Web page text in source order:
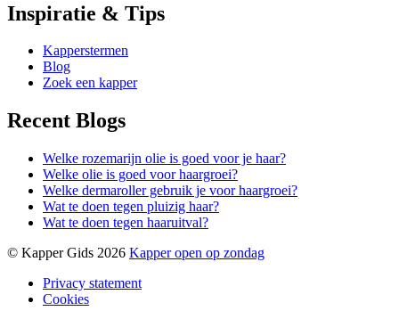
Inspiratie & Tips
Kapperstermen
Blog
Zoek een kapper
Recent Blogs
Welke rozemarijn olie is goed voor je haar?
Welke olie is goed voor haargroei?
Welke dermaroller gebruik je voor haargroei?
Wat te doen tegen pluizig haar?
Wat te doen tegen haaruitval?
© Kapper Gids 2026 Kapper open op zondag
Privacy statement
Cookies